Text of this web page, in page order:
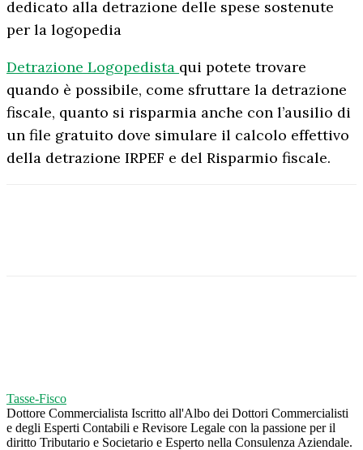
dedicato alla detrazione delle spese sostenute
per la logopedia
Detrazione Logopedista qui potete trovare
quando è possibile, come sfruttare la detrazione
fiscale, quanto si risparmia anche con l’ausilio di
un file gratuito dove simulare il calcolo effettivo
della detrazione IRPEF e del Risparmio fiscale.
Tasse-Fisco
Dottore Commercialista Iscritto all'Albo dei Dottori Commercialisti
e degli Esperti Contabili e Revisore Legale con la passione per il
diritto Tributario e Societario e Esperto nella Consulenza Aziendale.